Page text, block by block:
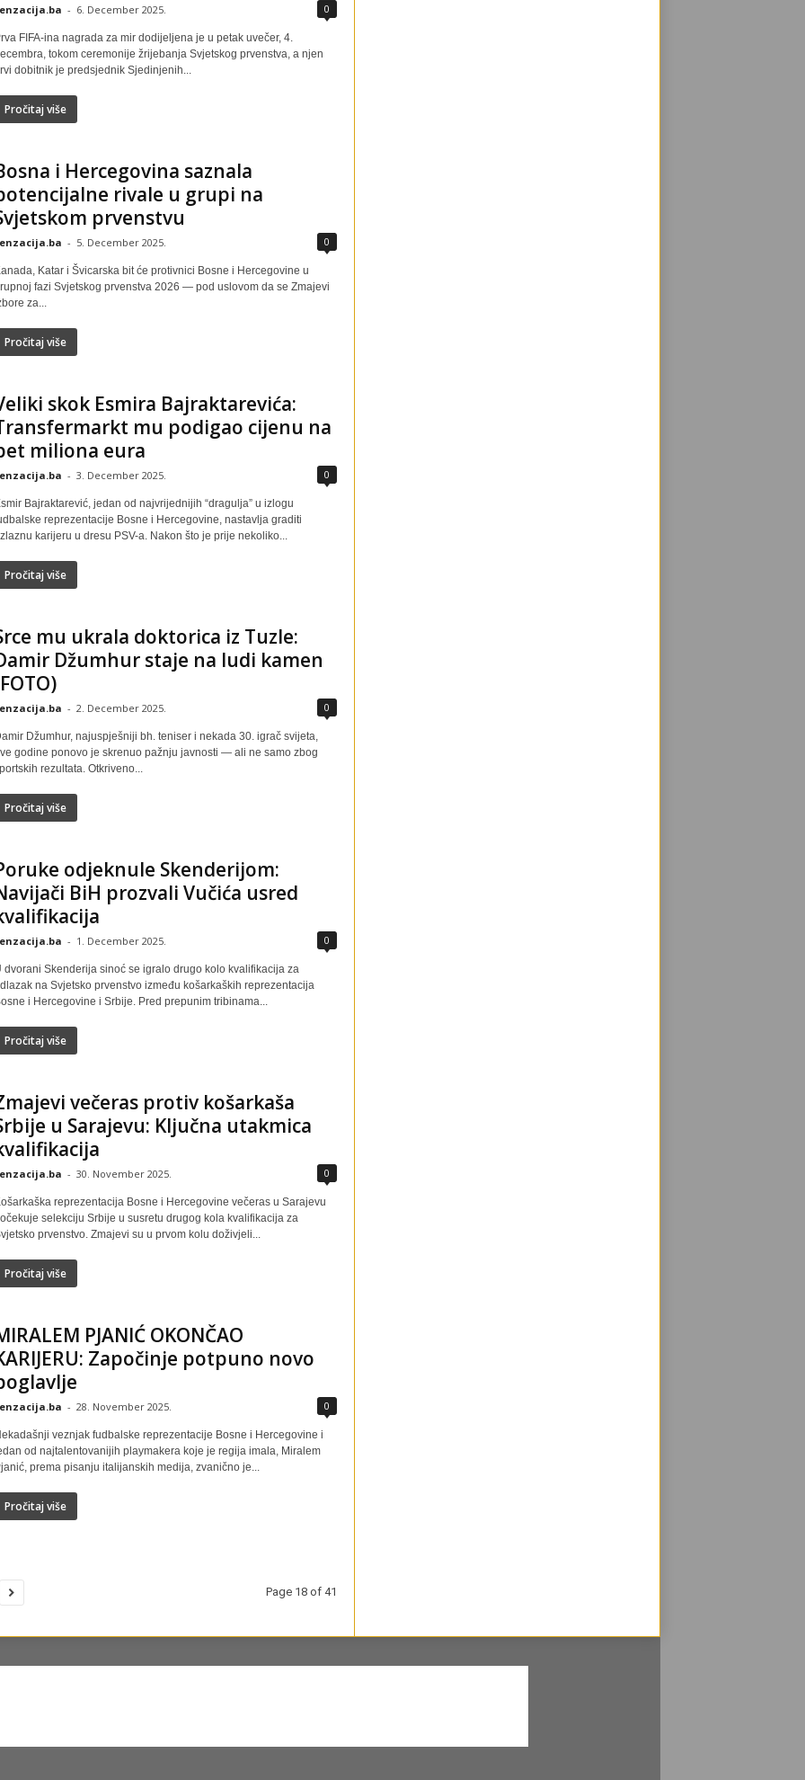
- 6. December 2025. 0
FIFA-ina nagrada za mir dodijeljena je u petak uvečer, 4.
tokom ceremonije žrijebanja Svjetskog prvenstva, a njen
dobitnik je predsjednik Sjedinjenih...
Pročitaj više
i Hercegovina saznala
rivale u grupi na
prvenstvu
- 5. December 2025. 0
Katar i Švicarska bit će protivnici Bosne i Hercegovine u
fazi Svjetskog prvenstva 2026 — pod uslovom da se Zmajevi
za...
Pročitaj više
skok Esmira Bajraktarevića:
mu podigao cijenu na
miliona eura
- 3. December 2025. 0
Bajraktarević, jedan od najvrijednijih “dragulja” u izlogu
reprezentacije Bosne i Hercegovine, nastavlja graditi
karijeru u dresu PSV-a. Nakon što je prije nekoliko...
Pročitaj više
mu ukrala doktorica iz Tuzle:
Džumhur staje na ludi kamen
- 2. December 2025. 0
Džumhur, najuspješniji bh. teniser i nekada 30. igrač svijeta,
godine ponovo je skrenuo pažnju javnosti — ali ne samo zbog
rezultata. Otkriveno...
Pročitaj više
odjeknule Skenderijom:
BiH prozvali Vučića usred
- 1. December 2025. 0
dvorani Skenderija sinoć se igralo drugo kolo kvalifikacija za
na Svjetsko prvenstvo između košarkaških reprezentacija
i Hercegovine i Srbije. Pred prepunim tribinama...
Pročitaj više
večeras protiv košarkaša
u Sarajevu: Ključna utakmica
- 30. November 2025. 0
reprezentacija Bosne i Hercegovine večeras u Sarajevu
selekciju Srbije u susretu drugog kola kvalifikacija za
prvenstvo. Zmajevi su u prvom kolu doživjeli...
Pročitaj više
PJANIĆ OKONČAO
Započinje potpuno novo
- 28. November 2025. 0
veznjak fudbalske reprezentacije Bosne i Hercegovine i
od najtalentovanijih playmakera koje je regija imala, Miralem
prema pisanju italijanskih medija, zvanično je...
Pročitaj više
Page 18 of 41